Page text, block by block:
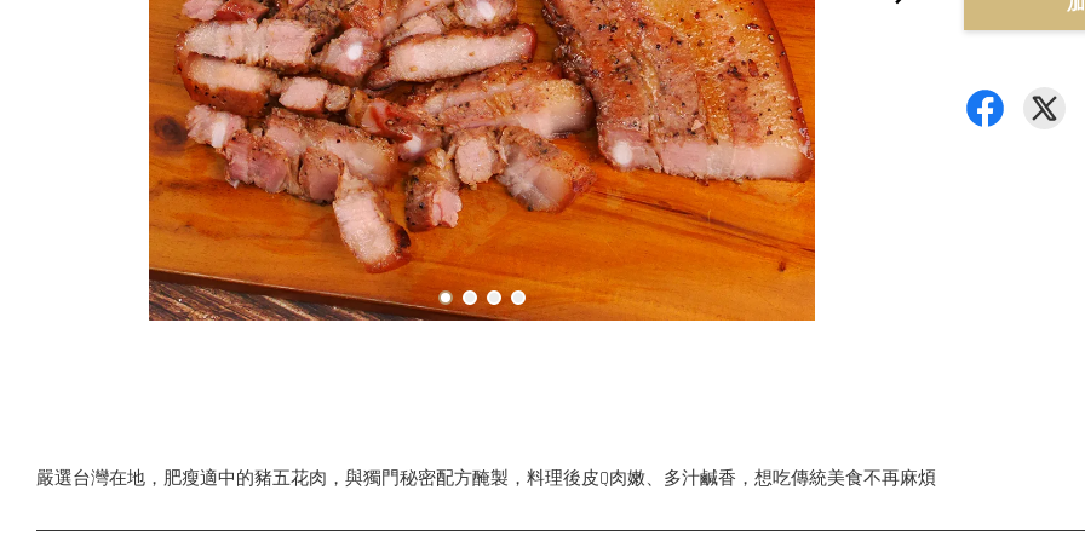
嚴選台灣在地，肥瘦適中的豬五花肉，與獨門秘密配方醃製，料理後皮Q肉嫩、多汁鹹香，想吃傳統美食不再麻煩